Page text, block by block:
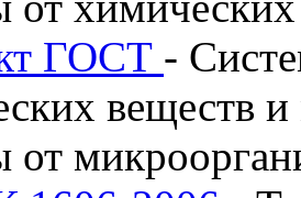
ГОСТ -
веществ и
от